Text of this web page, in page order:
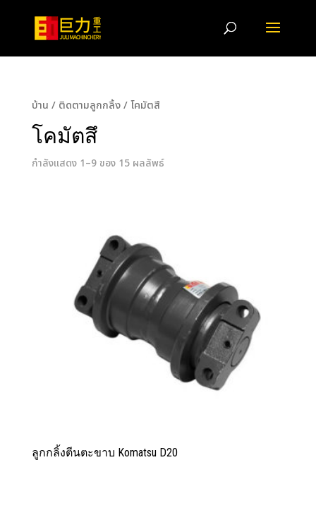
บ้าน / ติดตามลูกกลิ้ง/ โคมัตสึ
โคมัตสึ
กำลังแสดง 1–9 ของ 15 ผลลัพธ์
ลูกกลิ้งตีนตะขาบ Komatsu D20